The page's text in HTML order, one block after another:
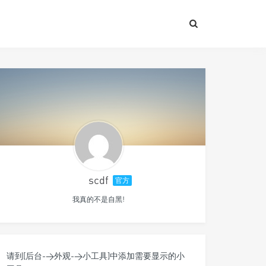
scdf 官方
我真的不是自黑!
请到[后台->外观->小工具]中添加需要显示的小